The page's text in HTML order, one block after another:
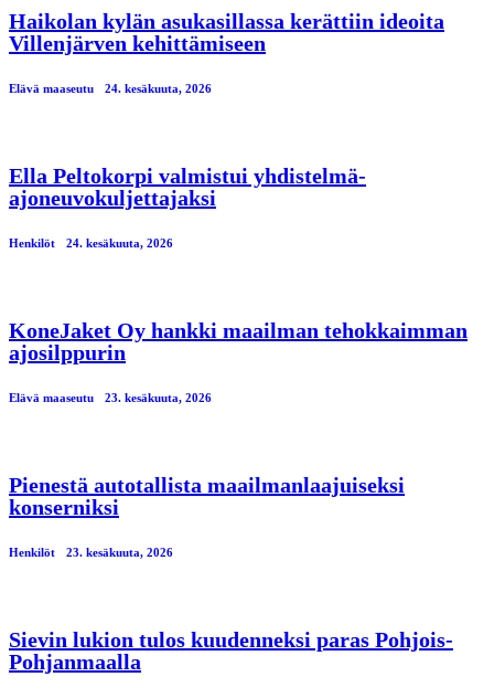
Haikolan kylän asukasillassa kerättiin ideoita
Villenjärven kehittämiseen
Elävä maaseutu 24. kesäkuuta, 2026
Ella Peltokorpi valmistui yhdistelmä-
ajoneuvokuljettajaksi
Henkilöt 24. kesäkuuta, 2026
KoneJaket Oy hankki maailman tehokkaimman
ajosilppurin
Elävä maaseutu 23. kesäkuuta, 2026
Pienestä autotallista maailmanlaajuiseksi
konserniksi
Henkilöt 23. kesäkuuta, 2026
Sievin lukion tulos kuudenneksi paras Pohjois-
Pohjanmaalla